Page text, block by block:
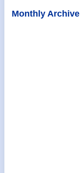
Monthly Archive